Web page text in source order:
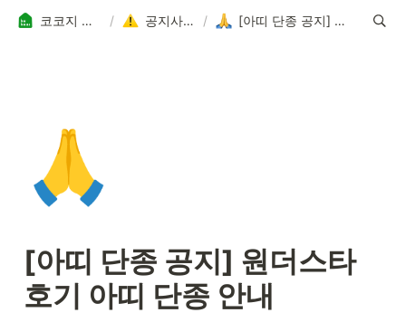
코코지 고객 지원 센터 / 공지사항 전체보기 / [아띠 단종 공지] 원더스타 호기 아띠 단종 안내
🙏
[아띠 단종 공지] 원더스타
호기 아띠 단종 안내